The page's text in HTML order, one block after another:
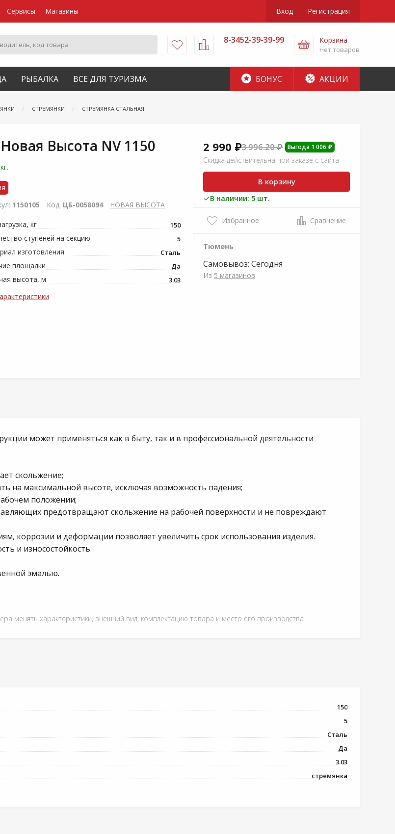
Сервисы Магазины Вход Регистрация
8-3452-39-39-99 Корзина
Нет товаров
РЫБАЛКА ВСЕ ДЛЯ ТУРИЗМА БОНУС АКЦИИ
СТРЕМЯНКИ СТРЕМЯНКА СТАЛЬНАЯ
Высота NV 1150
1150105 Код: ЦБ-0058094 НОВАЯ ВЫСОТА
кг 150
ступеней на секцию 5
изготовления Сталь
площадки Да
высота, м 3.03
2 990 ₽3 996.20 ₽ Выгода 1 006 ₽
Скидка действительна при заказе с сайта
В корзину
В наличии: 5 шт.
Избранное Сравнение
Тюмень
Самовывоз: Сегодня
Из 5 магазинов
может применяться как в быту, так и в профессиональной деятельности
скольжение;
на максимальной высоте, исключая возможность падения;
положении;
предотвращают скольжение на рабочей поверхности и не повреждают
коррозии и деформации позволяет увеличить срок использования изделия.
и износостойкость.
эмалью.
менять характеристики, внешний вид, комплектацию товара и место его производства.
150
5
Сталь
Да
3.03
стремянка